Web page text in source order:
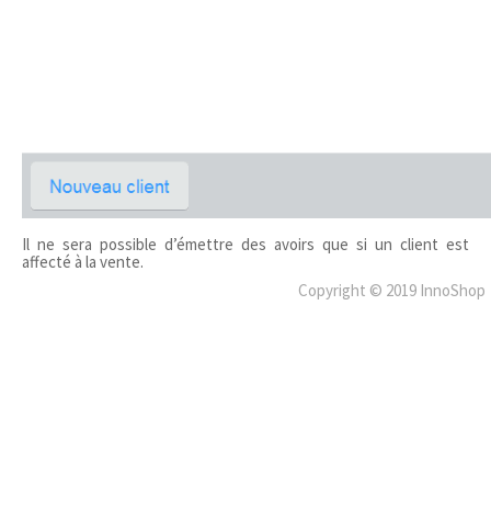
Il ne sera possible d’émettre des avoirs que si un client est
affecté à la vente.
Copyright © 2019 InnoShop